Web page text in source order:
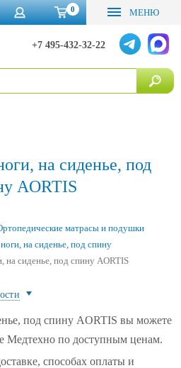
0 МЕНЮ
+7 495-432-32-22
на сиденье, под
AORTIS
матрасы и подушки
на сиденье, под спину
на сиденье, под спину AORTIS
под спину AORTIS вы можете
Медтехно по доступным ценам.
способах оплаты и